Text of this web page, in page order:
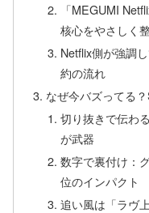
「MEGUMI
核心をやさしく
Netflix側が強調
約の流れ
なぜ今バズってる
切り抜きで伝わ
が武器
数字で裏付け：
位のインパクト
追い風は「ラヴ